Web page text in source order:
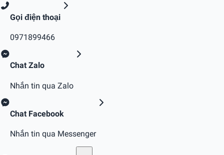
Gọi điện thoại
0971899466
Chat Zalo
Nhắn tin qua Zalo
Chat Facebook
Nhắn tin qua Messenger